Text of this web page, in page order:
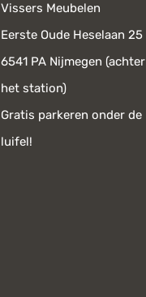
Vissers Meubelen
Eerste Oude Heselaan 25
6541 PA Nijmegen (achter
het station)
Gratis parkeren onder de
luifel!